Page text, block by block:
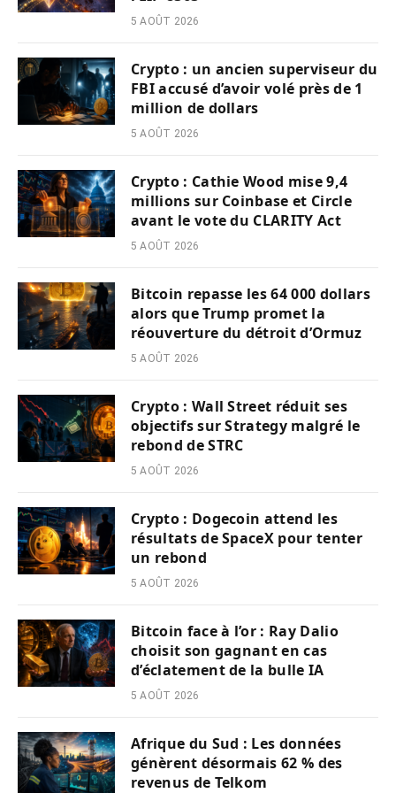
5 AOÛT 2026
Crypto : un ancien superviseur du
FBI accusé d’avoir volé près de 1
million de dollars
5 AOÛT 2026
Crypto : Cathie Wood mise 9,4
millions sur Coinbase et Circle
avant le vote du CLARITY Act
5 AOÛT 2026
Bitcoin repasse les 64 000 dollars
alors que Trump promet la
réouverture du détroit d’Ormuz
5 AOÛT 2026
Crypto : Wall Street réduit ses
objectifs sur Strategy malgré le
rebond de STRC
5 AOÛT 2026
Crypto : Dogecoin attend les
résultats de SpaceX pour tenter
un rebond
5 AOÛT 2026
Bitcoin face à l’or : Ray Dalio
choisit son gagnant en cas
d’éclatement de la bulle IA
5 AOÛT 2026
Afrique du Sud : Les données
génèrent désormais 62 % des
revenus de Telkom